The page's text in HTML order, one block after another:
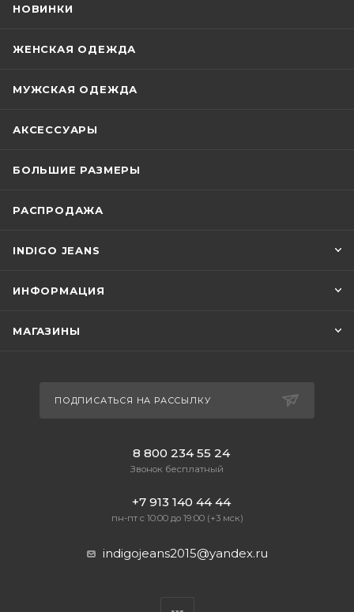
НОВИНКИ
ЖЕНСКАЯ ОДЕЖДА
МУЖСКАЯ ОДЕЖДА
АКСЕССУАРЫ
БОЛЬШИЕ РАЗМЕРЫ
РАСПРОДАЖА
INDIGO JEANS
ИНФОРМАЦИЯ
МАГАЗИНЫ
ПОДПИСАТЬСЯ НА РАССЫЛКУ
8 800 234 55 24
Звонок бесплатный
+7 913 140 44 44
пн-пт с 10:00 до 19:00 (+3 мск)
indigojeans2015@yandex.ru